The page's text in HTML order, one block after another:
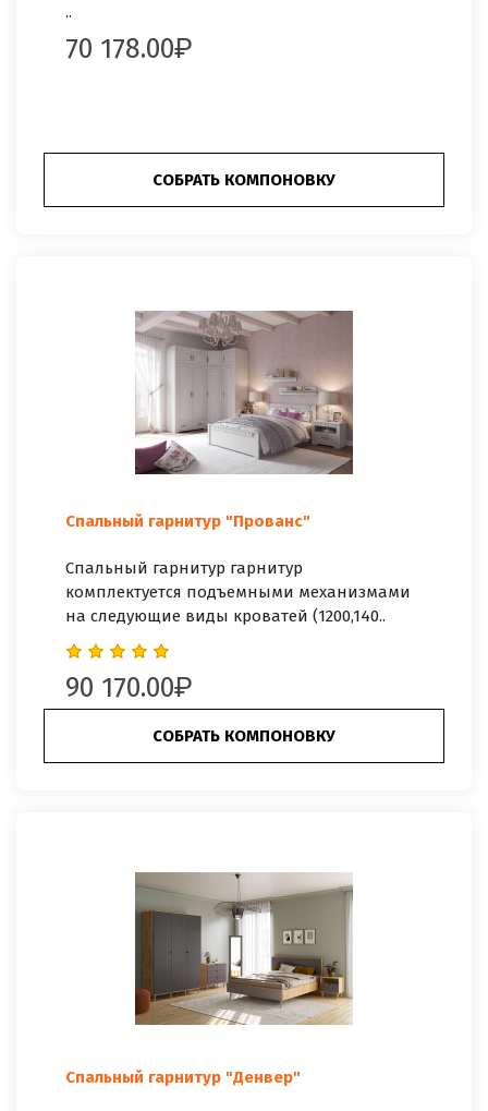
..
70 178.00
СОБРАТЬ КОМПОНОВКУ
Спальный гарнитур "Прованс"
Спальный гарнитур гарнитур
комплектуется подъемными механизмами
на следующие виды кроватей (1200,140..
90 170.00
СОБРАТЬ КОМПОНОВКУ
Спальный гарнитур "Денвер"